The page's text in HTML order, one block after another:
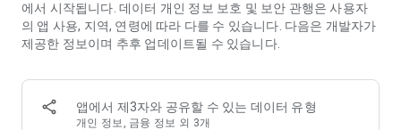
▶ 충전 시 인센티브 추가 제공
- 충전 시 인센티브를 추가로 지급해 드립니다.
- 인센티브는 결제 시 현금처럼 쓸 수 있는 금액입니다.
▶ 정책발행 카드로 이용
- 부산광역시 남구 복지 정책 대상자이신가요? 제공하는 정책발
행금은 오륙도페이의 오륙도페이카드를 통하여 지급됩니다.
에서 시작됩니다. 데이터 개인 정보 보호 및 보안 관행은 사용자
의 앱 사용, 지역, 연령에 따라 다를 수 있습니다. 다음은 개발자가
제공한 정보이며 추후 업데이트될 수 있습니다.
앱에서 제3자와 공유할 수 있는 데이터 유형
개인 정보, 금융 정보 외 3개